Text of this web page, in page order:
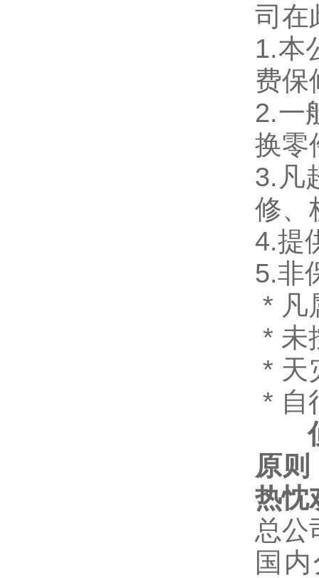
司在
1.本
费保
2.一
换零
3.凡
修、
4.提
5.非
* 凡
* 未
* 天
* 自
原
热忱
总公
国